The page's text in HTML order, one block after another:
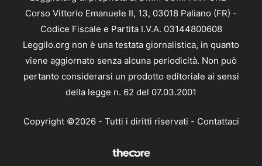
Corso Vittorio Emanuele II, 13, 03018 Paliano (FR) -
Codice Fiscale e Partita I.V.A. 03144800608
Leggilo.org non è una testata giornalistica, in quanto
viene aggiornato senza alcuna periodicità. Non può
pertanto considerarsi un prodotto editoriale ai sensi
della legge n. 62 del 07.03.2001
Copyright ©2026 - Tutti i diritti riservati - Contattaci